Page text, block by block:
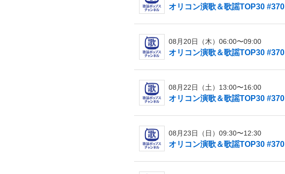
オリコン演歌＆歌謡TOP30 #370
08月20日（木）06:00〜09:00
オリコン演歌＆歌謡TOP30 #370
08月22日（土）13:00〜16:00
オリコン演歌＆歌謡TOP30 #370
08月23日（日）09:30〜12:30
オリコン演歌＆歌謡TOP30 #370